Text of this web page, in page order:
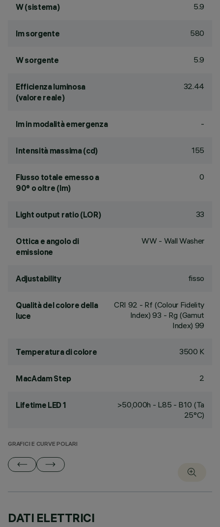
W (sistema) 5.9
lm sorgente 580
W sorgente 5.9
Efficienza luminosa
(valore reale)
32.44
lm in modalità emergenza -
Intensità massima (cd) 155
Flusso totale emesso a
90° o oltre (lm)
0
Light output ratio (LOR) 33
Ottica e angolo di
emissione
WW - Wall Washer
Adjustability fisso
Qualità del colore della
luce
CRI 92 - Rf (Colour Fidelity
Index) 93 - Rg (Gamut
Index) 99
Temperatura di colore 3500 K
MacAdam Step 2
Lifetime LED 1
>50,000h - L85 - B10 (Ta
25°C)
GRAFICI E CURVE POLARI
DATI ELETTRICI